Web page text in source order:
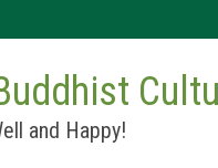
main
and Happy!